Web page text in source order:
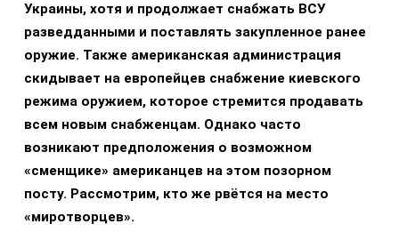
Украины, хотя и продолжает снабжать ВСУ
разведданными и поставлять закупленное ранее
оружие. Также американская администрация
скидывает на европейцев снабжение киевского
режима оружием, которое стремится продавать
всем новым снабженцам. Однако часто
возникают предположения о возможном
«сменщике» американцев на этом позорном
посту. Рассмотрим, кто же рвётся на место
«миротворцев».